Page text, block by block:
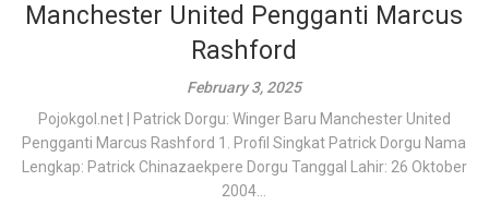
Manchester United Pengganti Marcus
Rashford
February 3, 2025
Pojokgol.net | Patrick Dorgu: Winger Baru Manchester United
Pengganti Marcus Rashford 1. Profil Singkat Patrick Dorgu Nama
Lengkap: Patrick Chinazaekpere Dorgu Tanggal Lahir: 26 Oktober
2004...